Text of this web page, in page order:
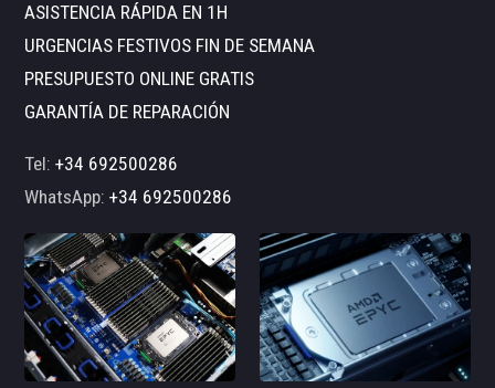
ASISTENCIA RÁPIDA EN 1H
URGENCIAS FESTIVOS FIN DE SEMANA
PRESUPUESTO ONLINE GRATIS
GARANTÍA DE REPARACIÓN
Tel:+34 692500286
WhatsApp:+34 692500286